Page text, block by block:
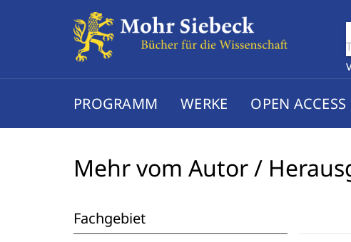
PROGRAMM WERKE OPEN ACCESS
Mehr vom Autor /
Fachgebiet